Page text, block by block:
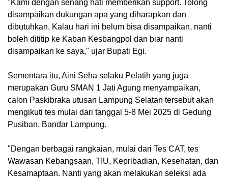
"Kami dengan senang hati memberikan support. Tolong
disampaikan dukungan apa yang diharapkan dan
dibutuhkan. Kalau hari ini belum bisa disampaikan, nanti
boleh dititip ke Kaban Kesbangpol dan biar nanti
disampaikan ke saya," ujar Bupati Egi.
Sementara itu, Aini Seha selaku Pelatih yang juga
merupakan Guru SMAN 1 Jati Agung menyampaikan,
calon Paskibraka utusan Lampung Selatan tersebut akan
mengikuti tes mulai dari tanggal 5-8 Mei 2025 di Gedung
Pusiban, Bandar Lampung.
"Dengan berbagai rangkaian, mulai dari Tes CAT, tes
Wawasan Kebangsaan, TIU, Kepribadian, Kesehatan, dan
Kesamaptaan. Nanti yang akan melakukan seleksi ada